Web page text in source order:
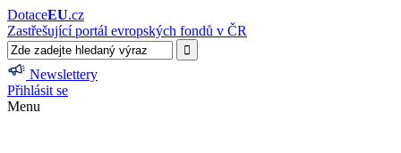
DotaceEU.cz
Zastřešující portál evropských fondů v ČR
Newslettery
Přihlásit se
Menu